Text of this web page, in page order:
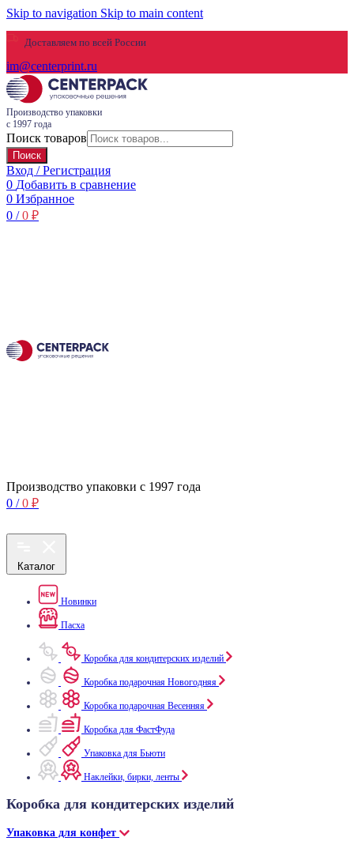
Skip to navigation Skip to main content
Доставляем по всей России
im@centerprint.ru
Производство упаковки
с 1997 года
Поиск товаров
Поиск
Вход / Регистрация
0 Добавить в сравнение
0 Избранное
0 / 0 ₽
Производство упаковки с 1997 года
0 / 0 ₽
Каталог
Новинки
Пасха
Коробка для кондитерских изделий
Коробка подарочная Новогодняя
Коробка подарочная Весенняя
Коробка для ФастФуда
Упаковка для Бьюти
Наклейки, бирки, ленты
Коробка для кондитерских изделий
Упаковка для конфет